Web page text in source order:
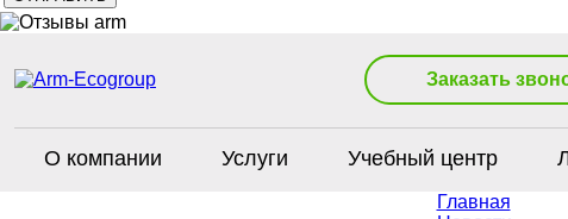
Заказать
О компании Услуги Учебный центр
Главная